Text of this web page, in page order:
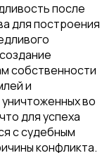
после
для построения
собственности
и
во
для успеха
с судебным
конфликта.